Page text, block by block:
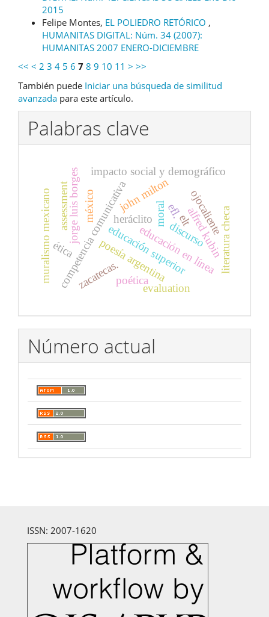
2015
Felipe Montes, EL POLIEDRO RETÓRICO ,
HUMANITAS DIGITAL: Núm. 34 (2007):
HUMANITAS 2007 ENERO-DICIEMBRE
<< < 2 3 4 5 6 7 8 9 10 11 > >>
También puede Iniciar una búsqueda de similitud
avanzada para este artículo.
Palabras clave
discurso
competencia comunicativaeducación superior
jorge luis borges heráclito
john milton
poesía argentina
ética
moral
méxico alfred kubinliteratura checa
assessment
evaluation
elt
efl.
educación en línea
muralismo mexicano
impacto social y demográfico
ojocaliente
zacatecas.poética
Número actual
ISSN: 2007-1620